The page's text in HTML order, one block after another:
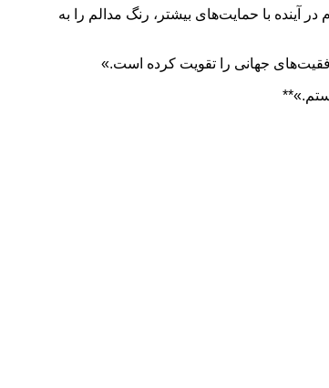
آینده با حمایت‌های بیشتر، رنگ مدالم را به
جهانی را تقویت کرده است.»